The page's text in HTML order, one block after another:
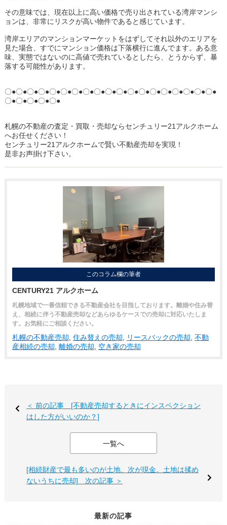
その意味では、現在以上に高い価格で売り出されている湾岸マンシ
ョンは、非常にリスクが高い物件であると感じています。
湾岸エリアのマンションマーケットをはずしてそれ以外のエリアを
見た場合、すでにマンション価格は下落横行に進んでます。ある意
味、実態ではないのに高値で売れているとしたら、とうからず、暴
落する可能性があります。
〇●〇●〇●〇●〇●〇●〇●〇●〇●〇●〇●〇●〇●〇●〇●〇●〇●〇●〇●
〇●〇●〇●〇●〇●
札幌の不動産の査定・買取・売却ならセンチュリー21アルクホーム
へお任せください！
センチュリー21アルクホームで賢い不動産売却を実現！
是非お声掛け下さい。
このコラム欄の筆者
CENTURY21 アルクホーム
札幌地域で一番信頼できる不動産会社を目指しております。離婚や住み替
え、相続に伴う不動産売却などあらゆるケースでの売却に対応いたしま
す。お気軽にご相談ください。
札幌の不動産売却 住み替えの売却 リースバックの売却 不動
産相続の売却 離婚の売却 空き家の売却
＜ 前の記事 [不動産売却するときにインスペクション
はした方がいいのか？]
一覧へ
[相続財産で最も多いのが土地、次が現金。土地は揉め
ないうちに売却] 次の記事 ＞
最新の記事